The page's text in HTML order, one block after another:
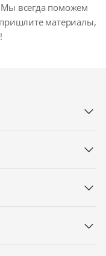
всегда поможем
материалы,